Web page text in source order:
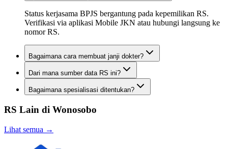
Status kerjasama BPJS bergantung pada kepemilikan RS.
Verifikasi via aplikasi Mobile JKN atau hubungi langsung ke
nomor RS.
Bagaimana cara membuat janji dokter?
Dari mana sumber data RS ini?
Bagaimana spesialisasi ditentukan?
RS Lain di Wonosobo
Lihat semua →